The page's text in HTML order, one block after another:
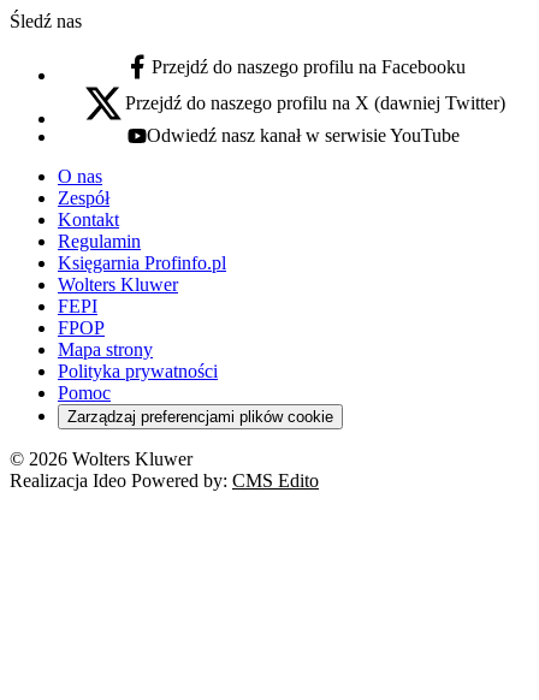
Śledź nas
facebook - otwiera się w nowej karcie
Przejdź do naszego profilu na Facebooku
x - otwiera się w nowej karcie
Przejdź do naszego profilu na X (dawniej Twitter)
youtube - otwiera się w nowej karcie
Odwiedź nasz kanał w serwisie YouTube
O nas
Zespół
Kontakt
Regulamin
Księgarnia Profinfo.pl
Wolters Kluwer
FEPI
FPOP
Mapa strony
Polityka prywatności
Pomoc
Zarządzaj preferencjami plików cookie
© 2026 Wolters Kluwer
Realizacja Ideo Powered by: CMS Edito